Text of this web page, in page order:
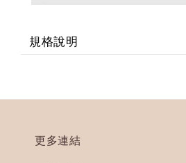
規格說明
更多連結